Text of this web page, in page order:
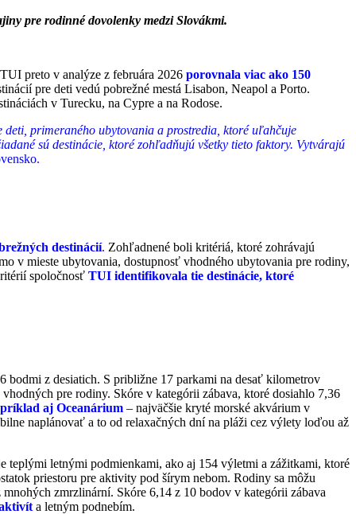
pre rodinné dovolenky medzi Slovákmi.
preto v analýze z februára 2026 porovnala viac ako 150
pre deti vedú pobrežné mestá Lisabon, Neapol a Porto.
v Turecku, na Cypre a na Rodose.
deti, primeraného ubytovania a prostredia, ktoré uľahčuje
sú destinácie, ktoré zohľadňujú všetky tieto faktory. Vytvárajú
destinácií. Zohľadnené boli kritériá, ktoré zohrávajú
v mieste ubytovania, dostupnosť vhodného ubytovania pre rodiny,
spoločnosť TUI identifikovala tie destinácie, ktoré
bodmi z desiatich. S približne 17 parkami na desať kilometrov
pre rodiny. Skóre v kategórii zábava, ktoré dosiahlo 7,36
aj Oceanárium – najväčšie kryté morské akvárium v
naplánovať a to od relaxačných dní na pláži cez výlety loďou až
teplými letnými podmienkami, ako aj 154 výletmi a zážitkami, ktoré
priestoru pre aktivity pod šírym nebom. Rodiny sa môžu
zmrzlinární. Skóre 6,14 z 10 bodov v kategórii zábava
a letným podnebím.